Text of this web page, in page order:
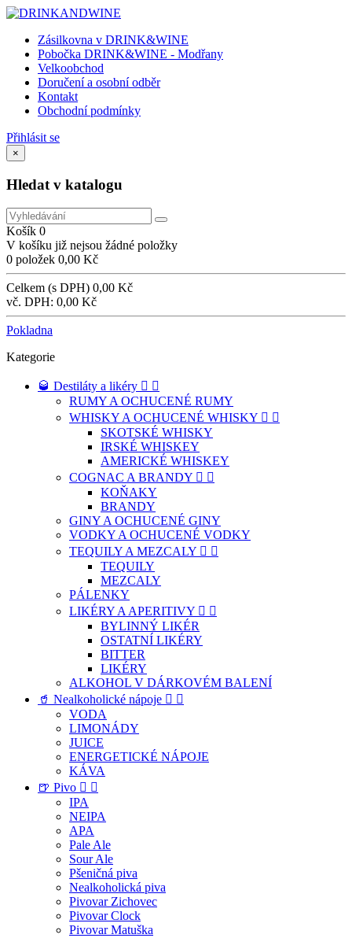
Zásilkovna v DRINK&WINE
Pobočka DRINK&WINE - Modřany
Velkoobchod
Doručení a osobní odběr
Kontakt
Obchodní podmínky
Přihlásit se
×
Hledat v katalogu
Košík 0
V košíku již nejsou žádné položky
0 položek 0,00 Kč
Celkem (s DPH) 0,00 Kč
vč. DPH: 0,00 Kč
Pokladna
Kategorie
🥃 Destiláty a likéry  
RUMY A OCHUCENÉ RUMY
WHISKY A OCHUCENÉ WHISKY  
SKOTSKÉ WHISKY
IRSKÉ WHISKEY
AMERICKÉ WHISKEY
COGNAC A BRANDY  
KOŇAKY
BRANDY
GINY A OCHUCENÉ GINY
VODKY A OCHUCENÉ VODKY
TEQUILY A MEZCALY  
TEQUILY
MEZCALY
PÁLENKY
LIKÉRY A APERITIVY  
BYLINNÝ LIKÉR
OSTATNÍ LIKÉRY
BITTER
LIKÉRY
ALKOHOL V DÁRKOVÉM BALENÍ
🥤 Nealkoholické nápoje  
VODA
LIMONÁDY
JUICE
ENERGETICKÉ NÁPOJE
KÁVA
🍺 Pivo  
IPA
NEIPA
APA
Pale Ale
Sour Ale
Pšeničná piva
Nealkoholická piva
Pivovar Zichovec
Pivovar Clock
Pivovar Matuška